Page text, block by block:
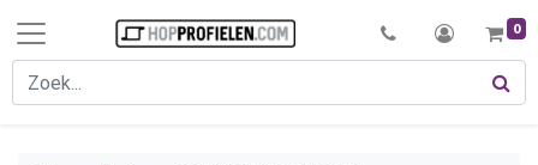
0